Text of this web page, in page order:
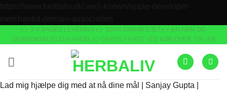
til
indhold
👉 2-4 DAGES LEVERING 👉 100% DANSK EJET 👉 EN NEM OG
GENNEMSKUELIG HANDEL 👉GRATIS FRAGT VED KØB OVER 700,-KR
Lad mig hjælpe dig med at nå dine mål | Sanjay Gupta |